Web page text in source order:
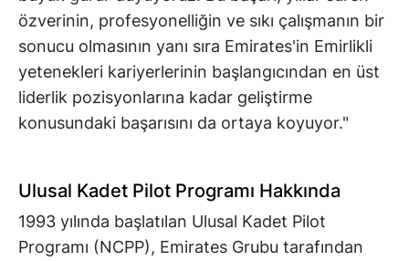
özverinin, profesyonelliğin ve sıkı çalışmanın bir
sonucu olmasının yanı sıra Emirates'in Emirlikli
yetenekleri kariyerlerinin başlangıcından en üst
liderlik pozisyonlarına kadar geliştirme
konusundaki başarısını da ortaya koyuyor."
Ulusal Kadet Pilot Programı Hakkında
1993 yılında başlatılan Ulusal Kadet Pilot
Programı (NCPP), Emirates Grubu tarafından